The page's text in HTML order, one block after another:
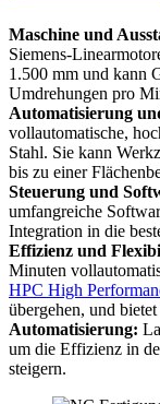
Maschine und
Siemens-
1.500 mm und kann
Umdrehungen pro
Automatisierung
vollautomatische,
Stahl. Sie kann
bis zu einer
Steuerung und
umfangreiche
Integration in die
Effizienz und
Minuten
HPC High
übergehen, und
Automatisierung:
um die Effizienz in
steigern.